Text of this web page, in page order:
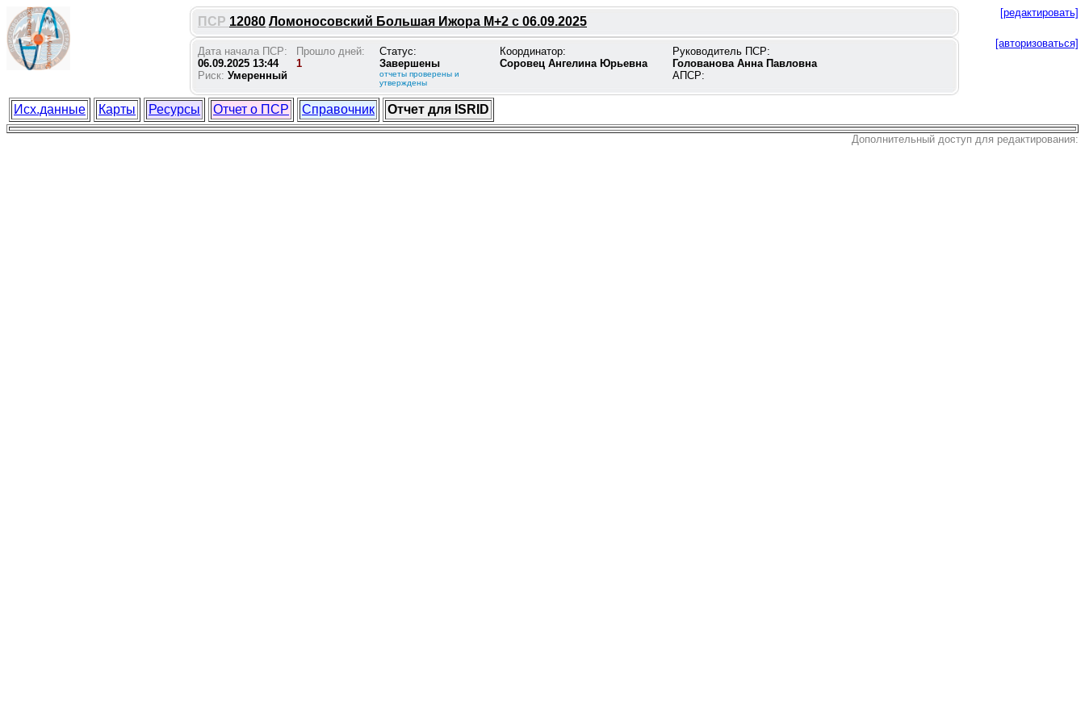
ПСР 12080 Ломоносовский Большая Ижора М+2 с 06.09.2025
[редактировать]
Дата начала ПСР:
06.09.2025 13:44
Риск: Умеренный
Прошло дней:
1
Статус:
Завершены
отчеты проверены и
утверждены
Координатор:
Соровец Ангелина Юрьевна
Руководитель ПСР:
Голованова Анна Павловна
АПСР:
[авторизоваться]
Исх.данные Карты Ресурсы Отчет о ПСР Справочник Отчет для ISRID
Дополнительный доступ для редактирования: